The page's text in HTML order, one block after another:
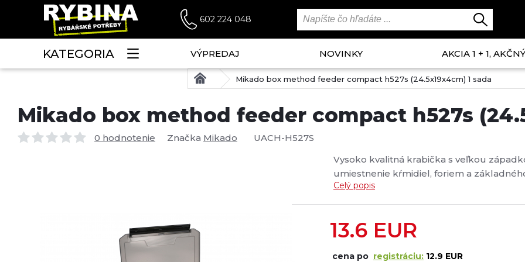
602 224 048
KATEGORIA VÝPREDAJ NOVINKY AKCIA 1 + 1,
Mikado box method feeder compact h527s (24.5x19x4cm) 1 sada
Mikado box method feeder compact h527s
0 hodnotenie Značka Mikado
UACH-H527S
Vysoko kvalitná krabička s veľkou
umiestnenie kŕmidiel, foriem a
drobné príslušenstvo - spojovací
Celý popis
13.6 EUR
cena po registráciu: 12.9 EUR